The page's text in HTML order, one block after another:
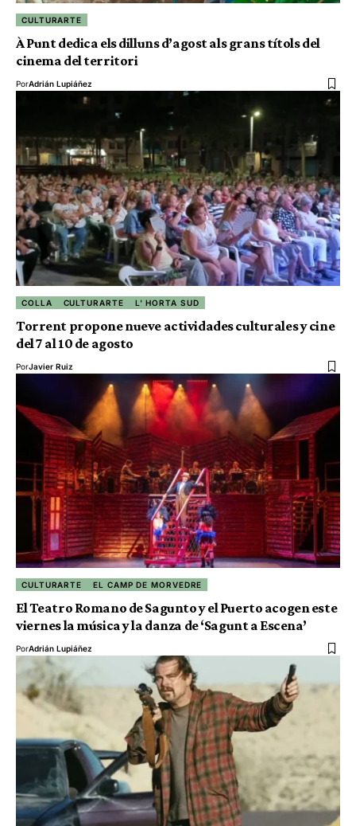
CULTURARTE
À Punt dedica els dilluns d’agost als grans títols del
cinema del territori
PorAdrián Lupiáñez
COLLA CULTURARTE L' HORTA SUD
Torrent propone nueve actividades culturales y cine
del 7 al 10 de agosto
PorJavier Ruiz
CULTURARTE EL CAMP DE MORVEDRE
El Teatro Romano de Sagunto y el Puerto acogen este
viernes la música y la danza de ‘Sagunt a Escena’
PorAdrián Lupiáñez